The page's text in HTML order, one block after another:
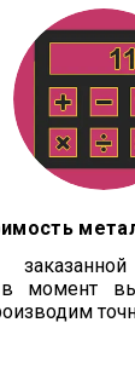
в момент